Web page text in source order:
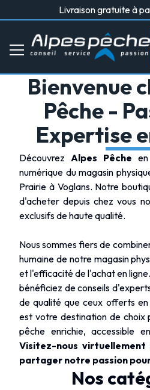
Livraison gratuite à
Bienvenue
Pêche -
Expertise
Découvrez Alpes Pêche
numérique du magasin
Prairie à Voglans. Notre
d'acheter depuis chez vous
exclusifs de haute qualité.
Nous sommes fiers de
humaine de notre magasin
et l'efficacité de l'achat en
bénéficiez de conseils
de qualité que ceux offerts en
est votre destination de choix
pêche enrichie, accessible
Visitez-nous virtuellement
partager notre passion
Nos